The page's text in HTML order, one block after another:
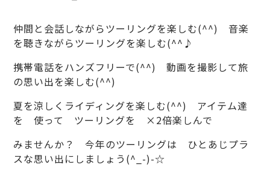
仲間と会話しながらツーリングを楽しむ(^^) 音楽
を聴きながらツーリングを楽しむ(^^♪
携帯電話をハンズフリーで(^^) 動画を撮影して旅
の思い出を楽しむ(^^)
夏を涼しくライディングを楽しむ(^^) アイテム達
を 使って ツーリングを ×2倍楽しんで
みませんか？ 今年のツーリングは ひとあじプラ
スな思い出にしましょう(^_-)-☆